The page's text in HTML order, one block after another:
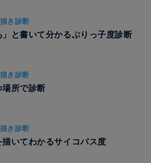
き診断
」と書いて分かるぶりっ子度診断
き診断
場所で診断
き診断
描いてわかるサイコパス度